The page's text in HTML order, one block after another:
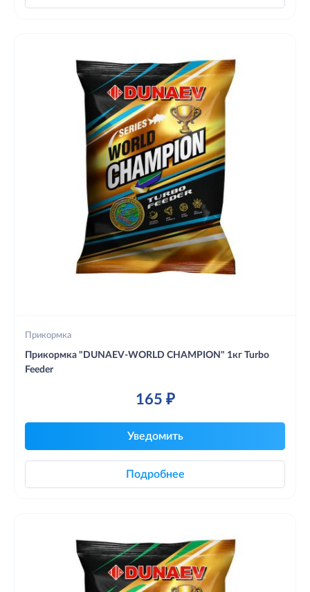
Прикормка
Прикормка "DUNAEV-WORLD CHAMPION" 1кг Turbo
Feeder
165 ₽
Уведомить
Подробнее